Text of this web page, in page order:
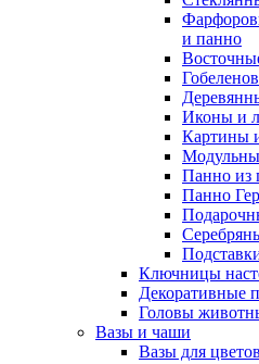
и панно
Иконы и
Картины
Панно из
Панно
Ключницы
Декоративные
Головы
Вазы и чаши
Вазы для цветов